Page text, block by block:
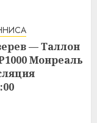
— Таллон
Монреаль